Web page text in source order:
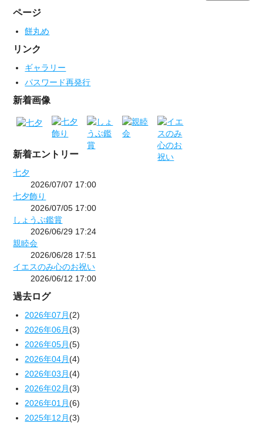
ページ
餅丸め
リンク
ギャラリー
パスワード再発行
新着画像
新着エントリー
七夕
2026/07/07 17:00
七夕飾り
2026/07/05 17:00
しょうぶ鑑賞
2026/06/29 17:24
親睦会
2026/06/28 17:51
イエスのみ心のお祝い
2026/06/12 17:00
過去ログ
2026年07月(2)
2026年06月(3)
2026年05月(5)
2026年04月(4)
2026年03月(4)
2026年02月(3)
2026年01月(6)
2025年12月(3)